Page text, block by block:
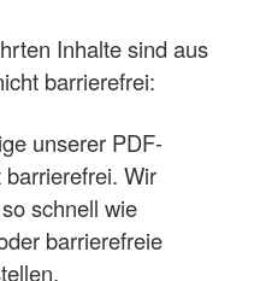
Inhalte sind aus
barrierefrei:
unserer PDF-
Wir
schnell wie
barrierefreie